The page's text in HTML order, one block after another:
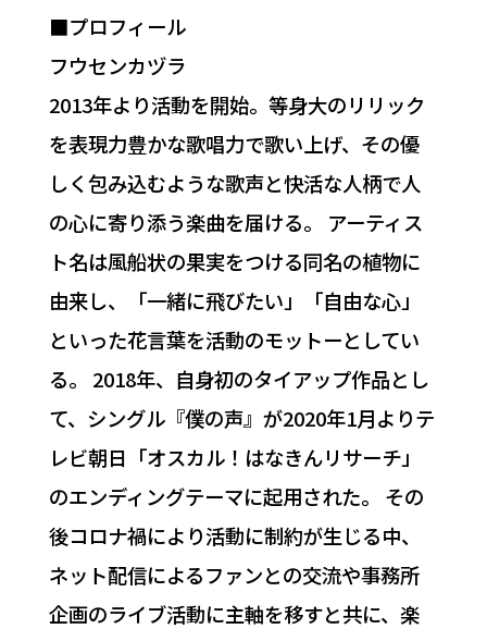
■プロフィール
フウセンカヅラ
2013年より活動を開始。等身大のリリック
を表現力豊かな歌唱力で歌い上げ、その優
しく包み込むような歌声と快活な人柄で人
の心に寄り添う楽曲を届ける。 アーティス
ト名は風船状の果実をつける同名の植物に
由来し、「一緒に飛びたい」「自由な心」
といった花言葉を活動のモットーとしてい
る。 2018年、自身初のタイアップ作品とし
て、シングル『僕の声』が2020年1月よりテ
レビ朝日「オスカル！はなきんリサーチ」
のエンディングテーマに起用された。 その
後コロナ禍により活動に制約が生じる中、
ネット配信によるファンとの交流や事務所
企画のライブ活動に主軸を移すと共に、楽